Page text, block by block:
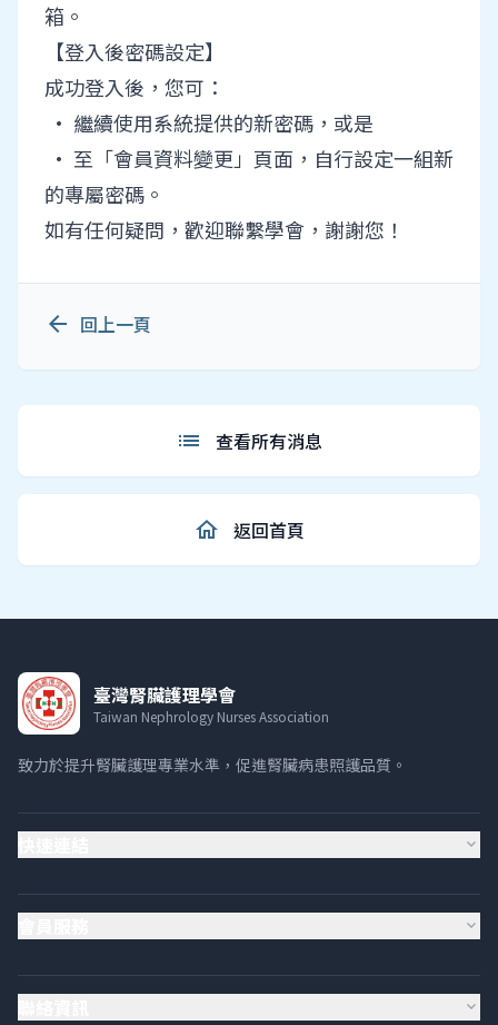
箱。
【登入後密碼設定】
成功登入後，您可：
• 繼續使用系統提供的新密碼，或是
• 至「會員資料變更」頁面，自行設定一組新
的專屬密碼。
如有任何疑問，歡迎聯繫學會 ，謝謝您！
arrow_back 回上一頁
list 查看所有消息
home 返回首頁
臺灣腎臟護理學會
Taiwan Nephrology Nurses Association
致力於提升腎臟護理專業水準，促進腎臟病患照護品質。
expand_more
expand_more
expand_more